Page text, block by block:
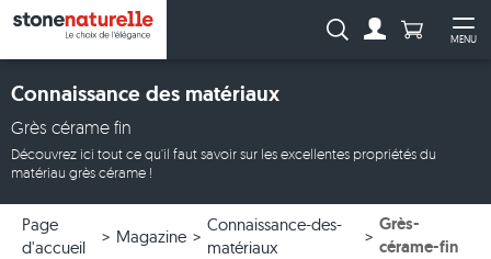
MENU
Recherche :Anzahl
Connaissance des matériaux
Grès cérame fin
Découvrez ici tout ce qu'il faut savoir sur les excellentes propriétés du
matériau grès cérame !
Page
d'accueil
Magazine
Connaissance-des-
matériaux
Grès-
cérame-fin